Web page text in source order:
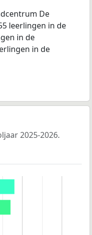
De
leerlingen in de
in de
in de
2025-2026.